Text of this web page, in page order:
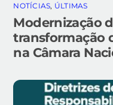
NOTÍCIAS, ÚLTIMAS
Modernização
transformação
na Câmara